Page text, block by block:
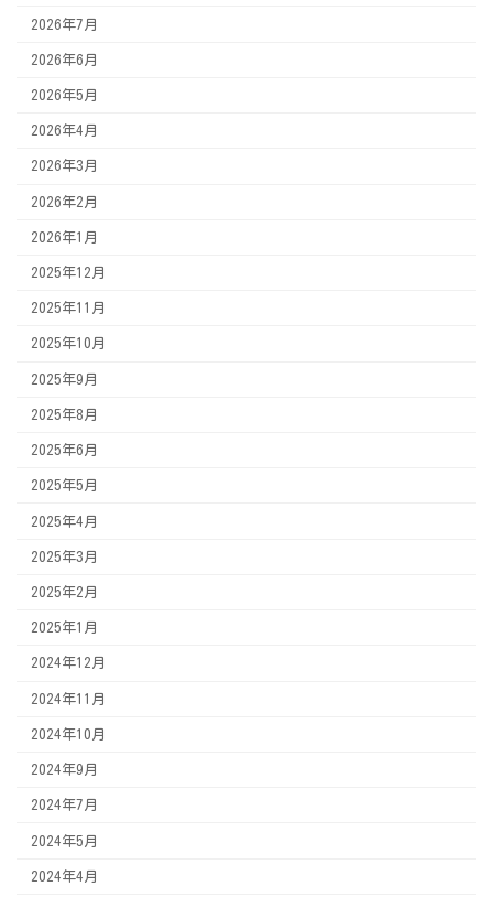
2026年7月
2026年6月
2026年5月
2026年4月
2026年3月
2026年2月
2026年1月
2025年12月
2025年11月
2025年10月
2025年9月
2025年8月
2025年6月
2025年5月
2025年4月
2025年3月
2025年2月
2025年1月
2024年12月
2024年11月
2024年10月
2024年9月
2024年7月
2024年5月
2024年4月